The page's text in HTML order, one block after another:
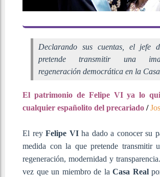
Declarando sus cuentas, el jefe
pretende transmitir una
regeneración democrática en la
El patrimonio de Felipe VI ya lo
cualquier españolito del precariado /
El rey Felipe VIha dado a conocer su
medida con la que pretende transmitir
regeneración, modernidad y
vez que un miembro de la Casa Real